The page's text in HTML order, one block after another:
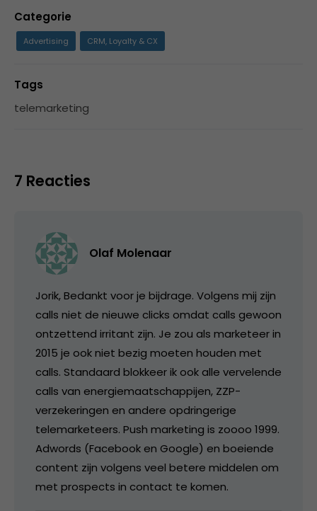
Categorie
Advertising CRM, Loyalty & CX
Tags
telemarketing
7 Reacties
Olaf Molenaar
Jorik, Bedankt voor je bijdrage. Volgens mij zijn
calls niet de nieuwe clicks omdat calls gewoon
ontzettend irritant zijn. Je zou als marketeer in
2015 je ook niet bezig moeten houden met
calls. Standaard blokkeer ik ook alle vervelende
calls van energiemaatschappijen, ZZP-
verzekeringen en andere opdringerige
telemarketeers. Push marketing is zoooo 1999.
Adwords (Facebook en Google) en boeiende
content zijn volgens veel betere middelen om
met prospects in contact te komen.